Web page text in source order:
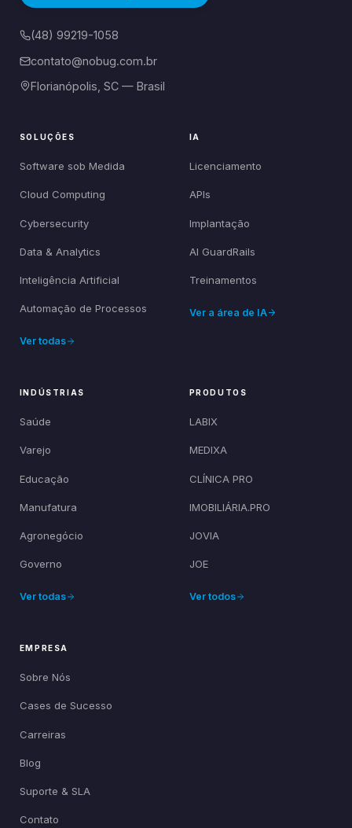
(48) 99219-1058
contato@nobug.com.br
Florianópolis, SC — Brasil
SOLUÇÕES
Software sob Medida
Cloud Computing
Cybersecurity
Data & Analytics
Inteligência Artificial
Automação de Processos
Ver todas
IA
Licenciamento
APIs
Implantação
AI GuardRails
Treinamentos
Ver a área de IA
INDÚSTRIAS
Saúde
Varejo
Educação
Manufatura
Agronegócio
Governo
Ver todas
PRODUTOS
LABIX
MEDIXA
CLÍNICA PRO
IMOBILIÁRIA.PRO
JOVIA
JOE
Ver todos
EMPRESA
Sobre Nós
Cases de Sucesso
Carreiras
Blog
Suporte & SLA
Contato